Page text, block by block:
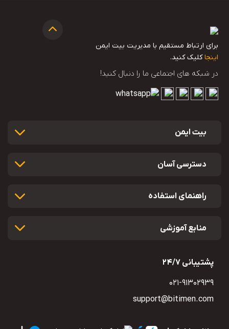
برای ارتباط مستقیم با مدیریت بیت ایمن
اینجاکلیک کنید.
در شبکه های اجتماعی ما را دنبال کنید!
بیت ایمن
دسترسی آسان
راهنمای استفاده
منابع آموزشی
پشتیبانی 24/7
021-91302939